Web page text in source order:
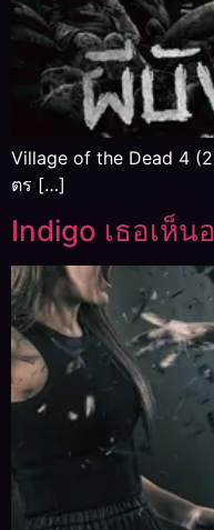
Village of the Dead 4
ตร […]
Indigo เธอเห็น